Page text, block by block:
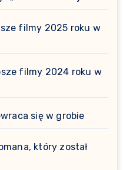
filmy 2025 roku w
filmy 2024 roku w
się w grobie
który został